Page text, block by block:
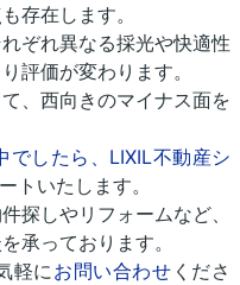
存在します。
ぞれ異なる採光や快適性
評価が変わります。
、西向きのマイナス面を
したら、LIXIL不動産シ
トいたします。
探しやリフォームなど、
承っております。
軽にお問い合わせ くださ